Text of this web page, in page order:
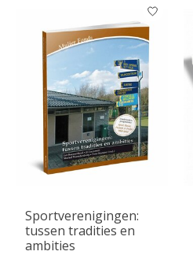
Items van productcarrousel
Sportverenigingen:
tussen tradities en
ambities